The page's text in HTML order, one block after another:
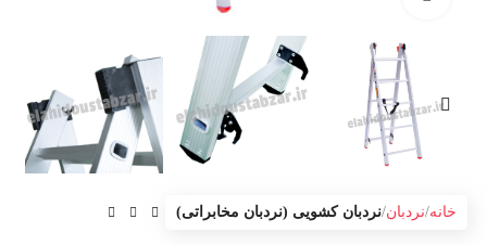
خانه نردبان نردبان کشویی (نردبان مخابراتی)